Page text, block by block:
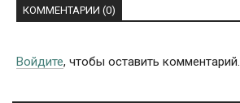
КОММЕНТАРИИ (0)
Войдите, чтобы оставить комментарий.